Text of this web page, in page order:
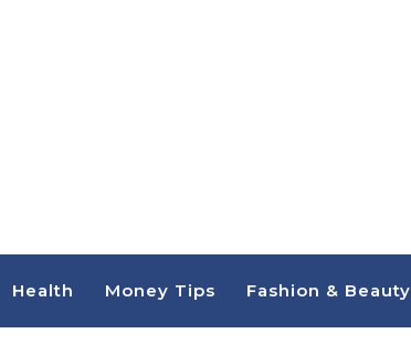
Health Money Tips Fashion & Beauty